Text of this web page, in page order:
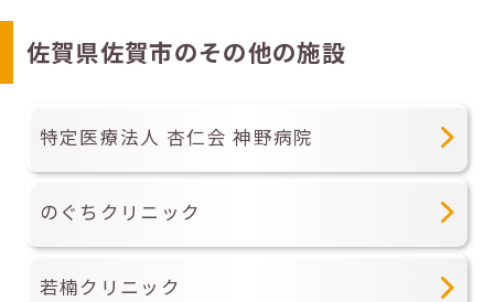
佐賀県佐賀市のその他の施設
特定医療法人 杏仁会 神野病院
のぐちクリニック
若楠クリニック